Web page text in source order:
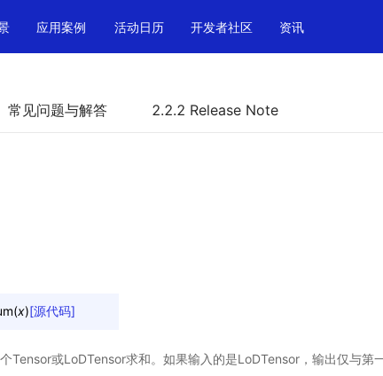
应用案例 活动日历 开发者社区 资讯
常见问题与解答 2.2.2 Release Note
(x)[源代码]
Tensor或LoDTensor求和。如果输入的是LoDTensor，输出仅与第